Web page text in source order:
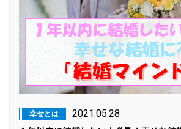
幸せとは 2021.05.28